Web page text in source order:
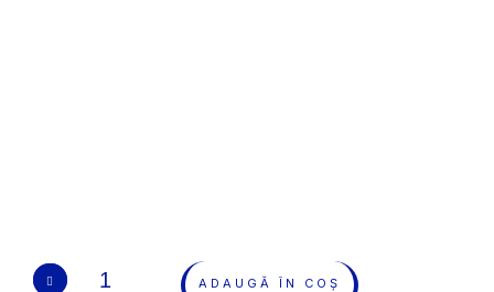
ADAUGĂ ÎN COȘ